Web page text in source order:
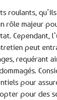
roulants,
rôle majeur
Cependant,
peut
requérant
pour
pour des